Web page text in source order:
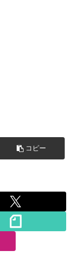
コピー